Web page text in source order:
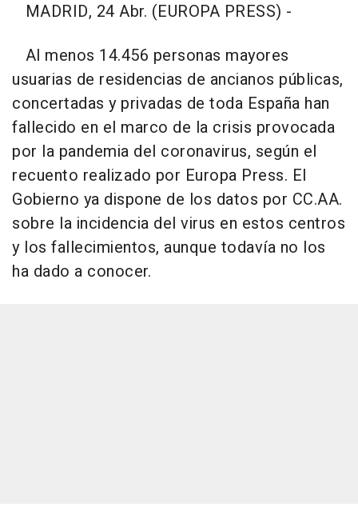
MADRID, 24 Abr. (EUROPA PRESS) -
Al menos 14.456 personas mayores
usuarias de residencias de ancianos públicas,
concertadas y privadas de toda España han
fallecido en el marco de la crisis provocada
por la pandemia del coronavirus, según el
recuento realizado por Europa Press. El
Gobierno ya dispone de los datos por CC.AA.
sobre la incidencia del virus en estos centros
y los fallecimientos, aunque todavía no los
ha dado a conocer.